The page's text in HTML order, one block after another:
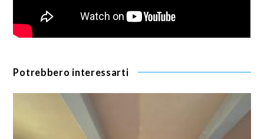
Potrebbero interessarti